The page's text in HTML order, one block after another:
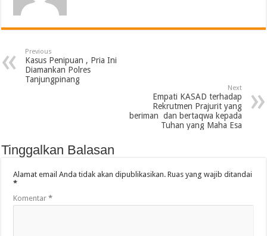
Previous
Kasus Penipuan , Pria Ini
Diamankan Polres
Tanjungpinang
Next
Empati KASAD terhadap
Rekrutmen Prajurit yang
beriman dan bertaqwa kepada
Tuhan yang Maha Esa
Tinggalkan Balasan
Alamat email Anda tidak akan dipublikasikan. Ruas yang wajib ditandai
*
Komentar*